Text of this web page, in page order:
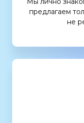
предлагаем
не